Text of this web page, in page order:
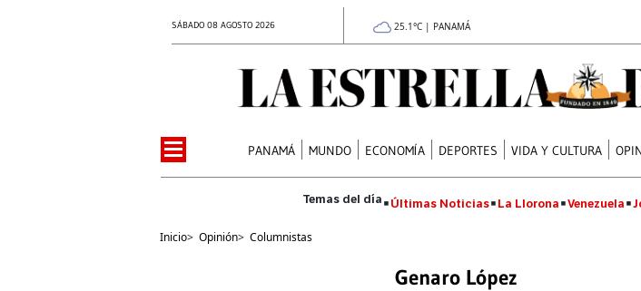
SÁBADO 08 AGOSTO 2026 25.1°C | PANAMÁ
PANAMÁ MUNDO ECONOMÍA DEPORTES VIDA Y CULTURA
Últimas Noticias La Llorona Venezuela
Inicio> Opinión> Columnistas
Genaro López